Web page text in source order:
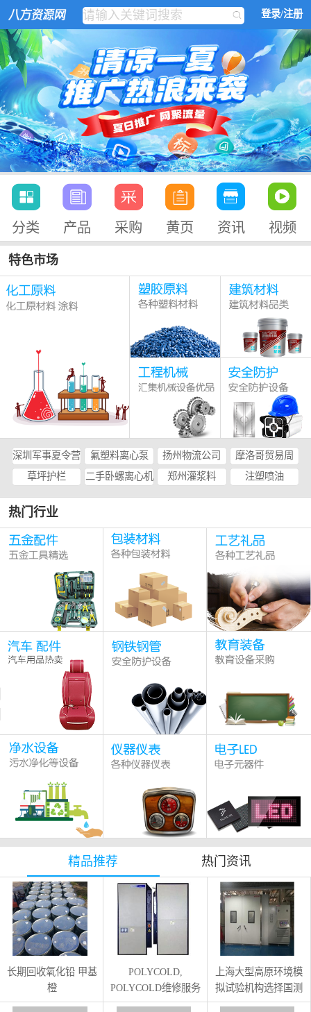
登录/注册
分类 产品 采购 黄页 资讯 视频
特色市场
深圳军事夏令营 氟塑料离心泵 扬州物流公司
摩洛哥贸易周
草坪护栏
二手卧螺离心机 郑州灌浆料 注塑喷油
热门行业
精品推荐 热门资讯
长期回收氧化铅 甲基
橙
POLYCOLD,
POLYCOLD维修服务
好爱加真空
上海大型高原环境模
拟试验机构选择国测
航天